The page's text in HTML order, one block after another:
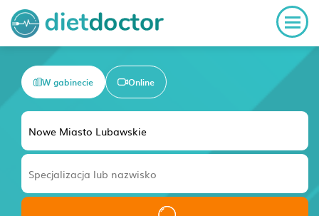
W gabinecie Online